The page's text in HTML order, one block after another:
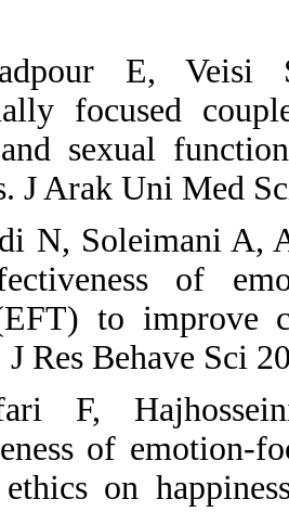
13.
esteem
sclerosis.
14. Javidi
The
couples. J
15.
Islamic